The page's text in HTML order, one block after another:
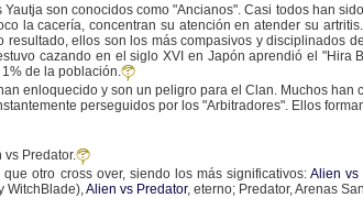
son conocidos como "Ancianos". Casi todos han
la cacería, concentran su atención en atender su
ellos son los más compasivos y disciplinados
cazando en el siglo XVI en Japón aprendió el
de la población.
enloquecido y son un peligro para el Clan. Muchos
perseguidos por los "Arbitradores". Ellos
vs Predator.
otro cross over, siendo los más significativos:Alien vs
WitchBlade),Alien vs Predator, eterno; Predator, Arenas